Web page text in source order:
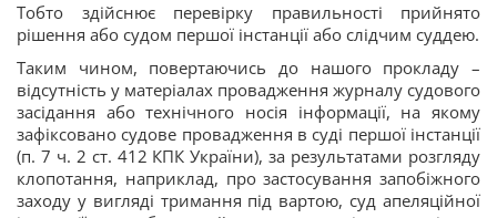
Тобто здійснює перевірку правильності прийнято
рішення або судом першої інстанції або слідчим суддею.
Таким чином, повертаючись до нашого прокладу –
відсутність у матеріалах провадження журналу судового
засідання або технічного носія інформації, на якому
зафіксовано судове провадження в суді першої інстанції
(п. 7 ч. 2 ст. 412 КПК України), за результатами розгляду
клопотання, наприклад, про застосування запобіжного
заходу у вигляді тримання під вартою, суд апеляційної